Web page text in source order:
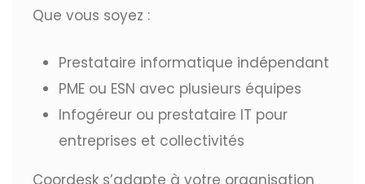
Que vous soyez :
Prestataire informatique indépendant
PME ou ESN avec plusieurs équipes
Infogéreur ou prestataire IT pour
entreprises et collectivités
Coordesk s’adapte à votre organisation